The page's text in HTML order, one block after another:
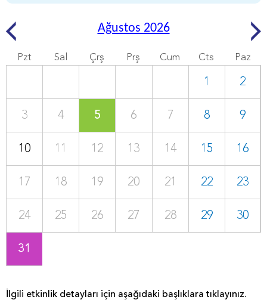
Ağustos 2026
Pzt Sal Çrş Prş Cum Cts Paz
1 2
3 4 5 6 7 8 9
10 11 12 13 14 15 16
17 18 19 20 21 22 23
24 25 26 27 28 29 30
31
İlgili etkinlik detayları için aşağıdaki başlıklara tıklayınız.